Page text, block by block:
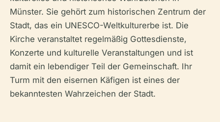
Münster. Sie gehört zum historischen Zentrum der
Stadt, das ein UNESCO-Weltkulturerbe ist. Die
Kirche veranstaltet regelmäßig Gottesdienste,
Konzerte und kulturelle Veranstaltungen und ist
damit ein lebendiger Teil der Gemeinschaft. Ihr
Turm mit den eisernen Käfigen ist eines der
bekanntesten Wahrzeichen der Stadt.